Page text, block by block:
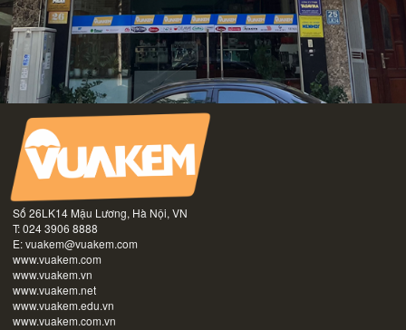
Số 26LK14 Mậu Lương, Hà Nội, VN
T: 024 3906 8888
E:vuakem@vuakem.com
www.vuakem.com
www.vuakem.vn
www.vuakem.net
www.vuakem.edu.vn
www.vuakem.com.vn